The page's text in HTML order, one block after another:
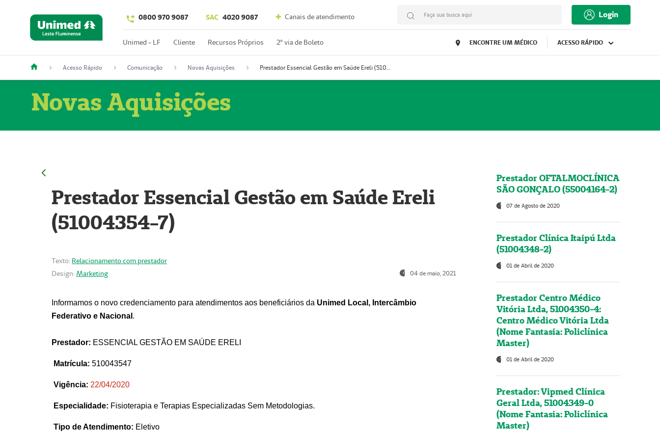
0800 970 9087 SAC 4020 9087 Canais de atendimento Faça sua busca aqui Login
Unimed - LF Cliente Recursos Próprios 2º via de Boleto ENCONTRE UM MÉDICO ACESSO RÁPIDO
Acesso Rápido Comunicação Novas Aquisições Prestador Essencial Gestão em Saúde Ereli (51004354-7)
Novas Aquisições
Prestador Essencial Gestão em Saúde Ereli
(51004354-7)
Texto: Relacionamento com prestador
Design: Marketing 04 de maio, 2021
Informamos o novo credenciamento para atendimentos aos beneficiários da Unimed Local, Intercâmbio
Federativo e Nacional .
Prestador: ESSENCIAL GESTÃO EM SAÚDE ERELI
Matrícula: 510043547
Vigência: 22/04/2020
Especialidade: Fisioterapia e Terapias Especializadas Sem Metodologias.
Tipo de Atendimento: Eletivo
Prestador OFTALMOCLÍNICA
SÃO GONÇALO (55004164-2)
07 de Agosto de 2020
Prestador Clínica Itaipú Ltda
(51004348-2)
01 de Abril de 2020
Prestador Centro Médico
Vitória Ltda, 51004350-4:
Centro Médico Vitória Ltda
(Nome Fantasia: Policlínica
Master)
01 de Abril de 2020
Prestador: Vipmed Clínica
Geral Ltda, 51004349-0
(Nome Fantasia: Policlínica
Master)